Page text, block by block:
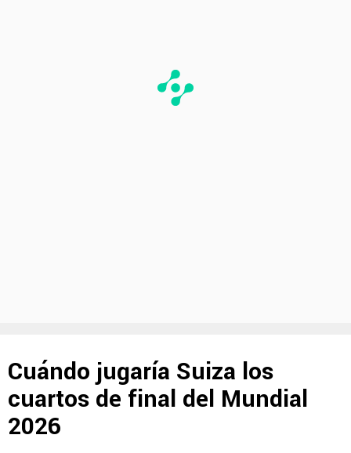
Cuándo jugaría Suiza los
cuartos de final del Mundial
2026